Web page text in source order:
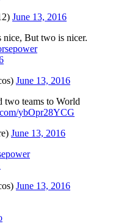
June 13, 2016
nice, But two is nicer.
June 13, 2016
two teams to World
ybOpr28YCG
June 13, 2016
June 13, 2016